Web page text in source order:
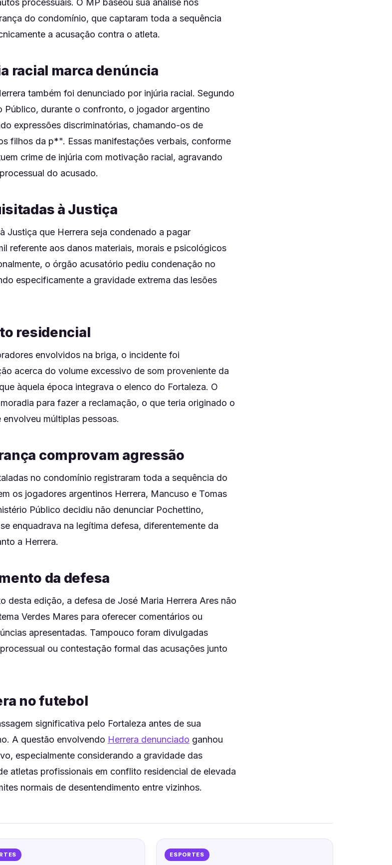
processuais. O MP baseou sua análise nos
do condomínio, que captaram toda a sequência
a acusação contra o atleta.
racial marca denúncia
também foi denunciado por injúria racial. Segundo
Público, durante o confronto, o jogador argentino
expressões discriminatórias, chamando-os de
filhos da p*". Essas manifestações verbais, conforme
crime de injúria com motivação racial, agravando
do acusado.
à Justiça
Justiça que Herrera seja condenado a pagar
referente aos danos materiais, morais e psicológicos
o órgão acusatório pediu condenação no
especificamente a gravidade extrema das lesões
residencial
envolvidos na briga, o incidente foi
acerca do volume excessivo de som proveniente da
àquela época integrava o elenco do Fortaleza. O
para fazer a reclamação, o que teria originado o
múltiplas pessoas.
comprovam agressão
no condomínio registraram toda a sequência do
os jogadores argentinos Herrera, Mancuso e Tomas
Público decidiu não denunciar Pochettino,
enquadrava na legítima defesa, diferentemente da
a Herrera.
da defesa
desta edição, a defesa de José Maria Herrera Ares não
Verdes Mares para oferecer comentários ou
apresentadas. Tampouco foram divulgadas
ou contestação formal das acusações junto
no futebol
significativa pelo Fortaleza antes de sua
A questão envolvendo Herrera denunciado ganhou
especialmente considerando a gravidade das
atletas profissionais em conflito residencial de elevada
normais de desentendimento entre vizinhos.
ESPORTES